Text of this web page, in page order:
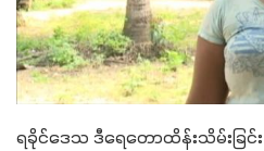
ရခိုင်ဒေသ ဒီရေတောထိန်းသိမ်းခြင်း